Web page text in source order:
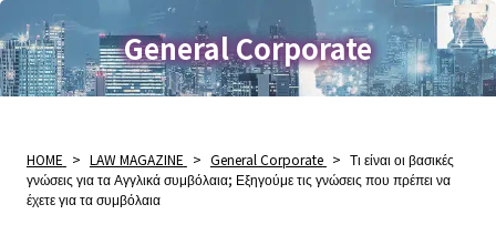
General Corporate
HOME > LAW MAGAZINE > General Corporate > Τι είναι οι βασικές
γνώσεις για τα Αγγλικά συμβόλαια; Εξηγούμε τις γνώσεις που πρέπει να
έχετε για τα συμβόλαια